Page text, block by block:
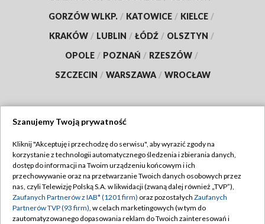
GORZÓW WLKP. / KATOWICE / KIELCE /
KRAKÓW / LUBLIN / ŁÓDŹ / OLSZTYN /
OPOLE / POZNAŃ / RZESZÓW /
SZCZECIN / WARSZAWA / WROCŁAW
TVP
Abonament TVP
Emisja w TVP
Centrum informacji TVP
Regulamin TVP
Polityka prywatności
Moje zgody
Szanujemy Twoją prywatność
Kliknij "Akceptuję i przechodzę do serwisu", aby wyrazić zgody na
korzystanie z technologii automatycznego śledzenia i zbierania danych,
dostęp do informacji na Twoim urządzeniu końcowym i ich
przechowywanie oraz na przetwarzanie Twoich danych osobowych przez
nas, czyli Telewizję Polską S.A. w likwidacji (zwaną dalej również „TVP”),
Zaufanych Partnerów z IAB* (1201 firm) oraz pozostałych Zaufanych
Partnerów TVP (93 firm), w celach marketingowych (w tym do
zautomatyzowanego dopasowania reklam do Twoich zainteresowań i